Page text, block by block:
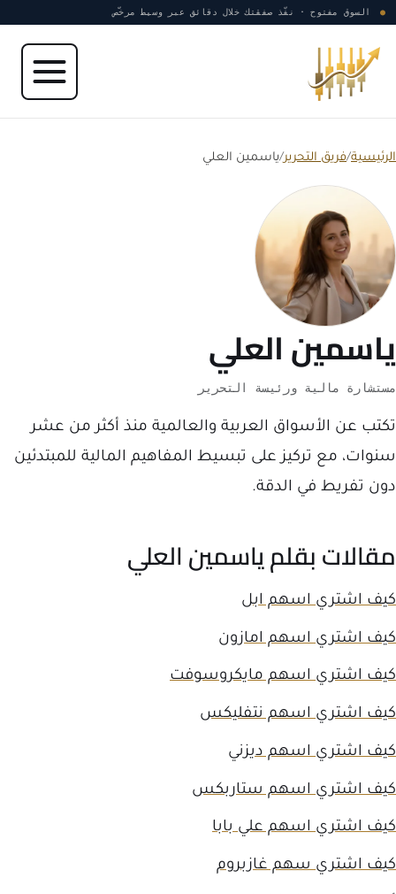
انتقل إلى المحتوى
● السوق مفتوح · نفّذ صفقتك خلال دقائق عبر وسيط مرخّص
الرئيسية/فريق التحرير/ياسمين العلي
ياسمين العلي
مستشارة مالية ورئيسة التحرير
تكتب عن الأسواق العربية والعالمية منذ أكثر من عشر
سنوات، مع تركيز على تبسيط المفاهيم المالية للمبتدئين
دون تفريط في الدقة.
مقالات بقلم ياسمين العلي
كيف اشتري اسهم ابل
كيف اشتري اسهم امازون
كيف اشتري اسهم مايكروسوفت
كيف اشتري اسهم نتفليكس
كيف اشتري اسهم ديزني
كيف اشتري اسهم ستاربكس
كيف اشتري اسهم علي بابا
كيف اشتري سهم غازبروم